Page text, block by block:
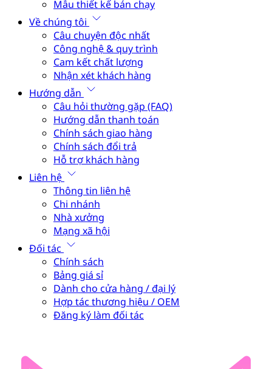
Mẫu thiết kế bán chạy
Về chúng tôi
Câu chuyện độc nhất
Công nghệ & quy trình
Cam kết chất lượng
Nhận xét khách hàng
Hướng dẫn
Câu hỏi thường gặp (FAQ)
Hướng dẫn thanh toán
Chính sách giao hàng
Chính sách đổi trả
Hỗ trợ khách hàng
Liên hệ
Thông tin liên hệ
Chi nhánh
Nhà xưởng
Mạng xã hội
Đối tác
Chính sách
Bảng giá sỉ
Dành cho cửa hàng / đại lý
Hợp tác thương hiệu / OEM
Đăng ký làm đối tác